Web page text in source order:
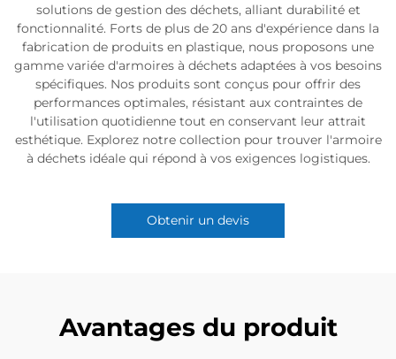
solutions de gestion des déchets, alliant durabilité et
fonctionnalité. Forts de plus de 20 ans d'expérience dans la
fabrication de produits en plastique, nous proposons une
gamme variée d'armoires à déchets adaptées à vos besoins
spécifiques. Nos produits sont conçus pour offrir des
performances optimales, résistant aux contraintes de
l'utilisation quotidienne tout en conservant leur attrait
esthétique. Explorez notre collection pour trouver l'armoire
à déchets idéale qui répond à vos exigences logistiques.
Obtenir un devis
Avantages du produit